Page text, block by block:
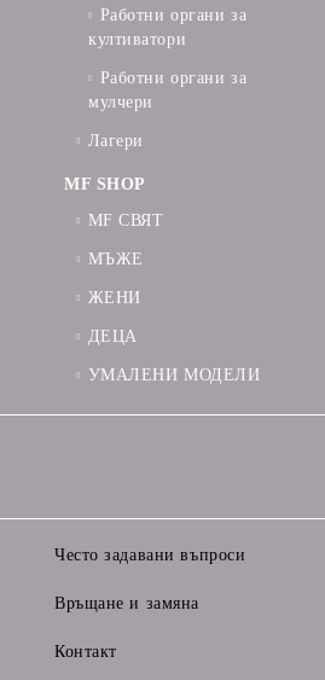
Работни органи за
култиватори
Работни органи за
мулчери
Лагери
MF SHOP
MF СВЯТ
МЪЖЕ
ЖЕНИ
ДЕЦА
УМАЛЕНИ МОДЕЛИ
Често задавани въпроси
Връщане и замяна
Контакт